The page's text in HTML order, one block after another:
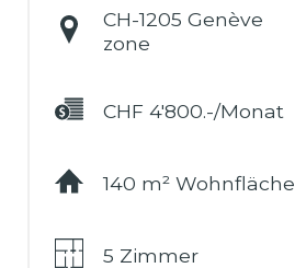
CH-1205 Genève
zone
CHF 4'800.-/Monat
140 m² Wohnfläche
5 Zimmer